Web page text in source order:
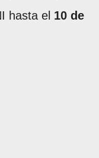
hasta el 10 de